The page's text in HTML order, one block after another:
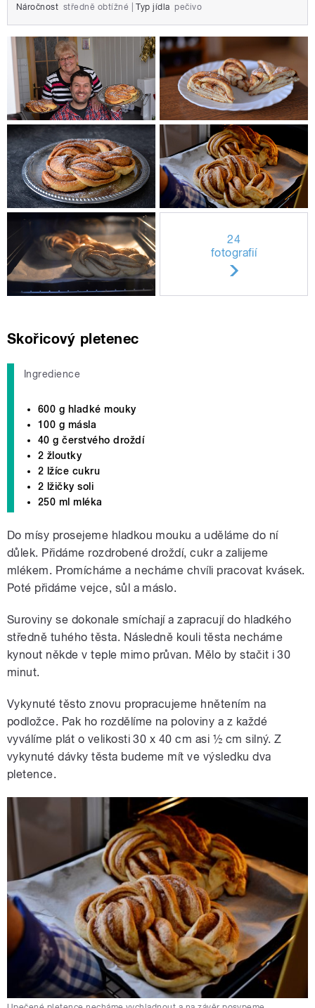
Náročnost středně obtížné Typ jídla pečivo
24
fotografií
Skořicový pletenec
Ingredience
600 g hladké mouky
100 g másla
40 g čerstvého droždí
2 žloutky
2 lžíce cukru
2 lžičky soli
250 ml mléka
Do mísy prosejeme hladkou mouku a uděláme do ní
důlek. Přidáme rozdrobené droždí, cukr a zalijeme
mlékem. Promícháme a necháme chvíli pracovat kvásek.
Poté přidáme vejce, sůl a máslo.
Suroviny se dokonale smíchají a zapracují do hladkého
středně tuhého těsta. Následně kouli těsta necháme
kynout někde v teple mimo průvan. Mělo by stačit i 30
minut.
Vykynuté těsto znovu propracujeme hnětením na
podložce. Pak ho rozdělíme na poloviny a z každé
vyválíme plát o velikosti 30 x 40 cm asi ½ cm silný. Z
vykynuté dávky těsta budeme mít ve výsledku dva
pletence.